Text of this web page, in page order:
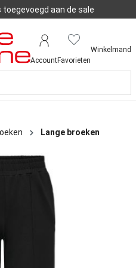
aan de sale
geven ons een 8,8
AccountFavorieten
Winkelmand
Lange broeken